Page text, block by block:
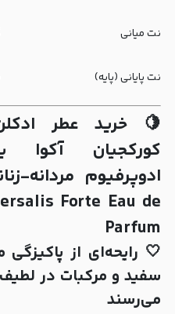
نت میانی
نت پایانی (پایه)
🍋 خرید عطر
کورکجیان آکوا
Forte Eau de
Parfum
🤍 رایحه‌ای از
سفید و مرکبات در
می‌رسند